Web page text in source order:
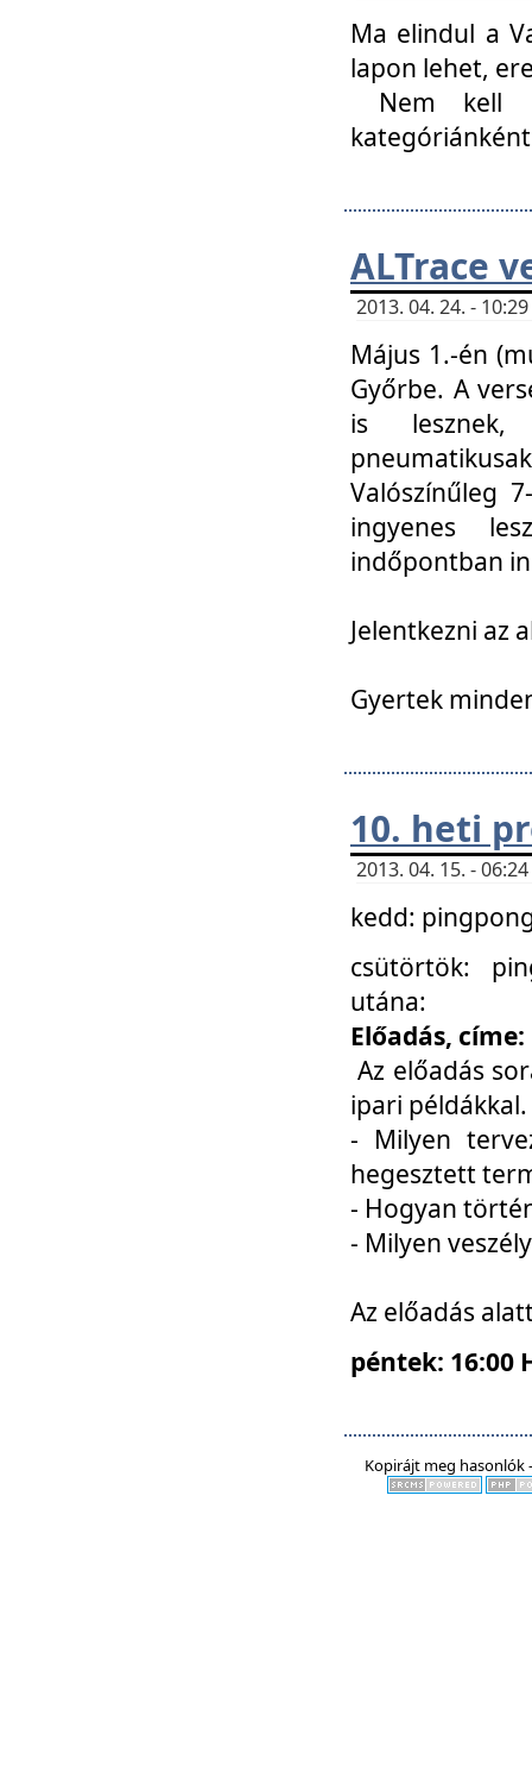
Ma elindul a
lapon lehet,
Nem kell
ALTrace
2013. 04. 24. -
Május 1.-én
Győrbe. A
is lesznek,
Valószínűleg
ingyenes
indőpontban
Jelentkezni az
Gyertek
10. heti
2013. 04. 15. -
kedd:
csütörtök:
utána:
Előadás,
Az előadás
ipari
- Milyen
hegesztett
- Hogyan
- Milyen
Az előadás
péntek: 16:00
Kopirájt meg hasonlók